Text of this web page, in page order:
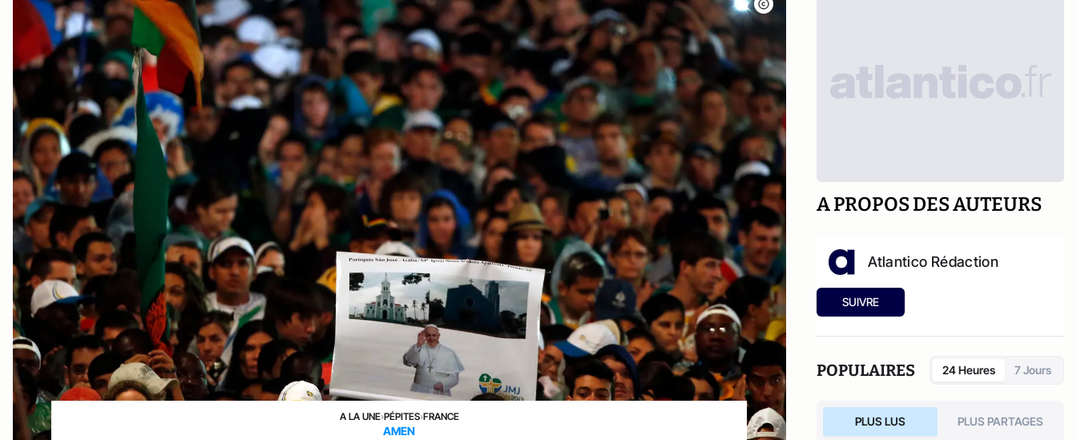
A LA UNE›PÉPITES›FRANCE
AMEN
A PROPOS DES AUTEURS
Atlantico Rédaction
SUIVRE
POPULAIRES 24 Heures 7 Jours
PLUS LUS PLUS PARTAGES